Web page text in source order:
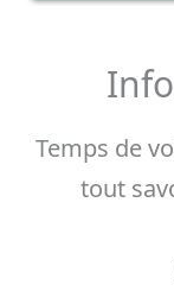
Temps de
tout